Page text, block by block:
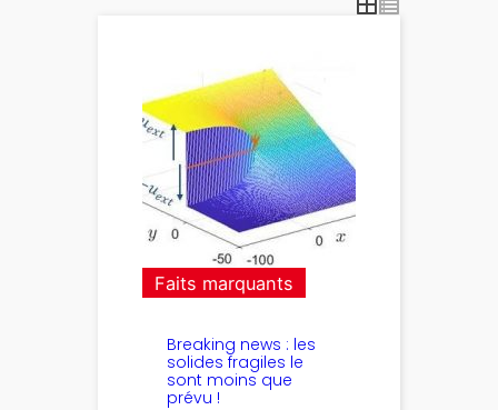
Faits marquants
Breaking news : les
solides fragiles le
sont moins que
prévu !